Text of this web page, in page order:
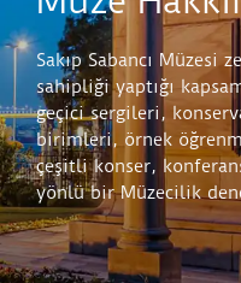
Sakıp Sabancı Müzesi
sahipliği yaptığı
geçici sergileri,
birimleri, örnek
çeşitli konser,
yönlü bir Müzecilik